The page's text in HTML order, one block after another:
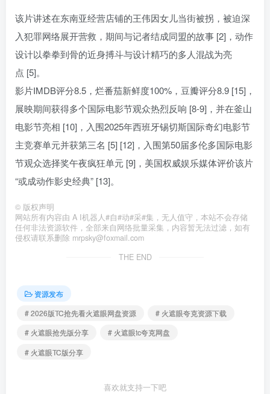
该片讲述在东南亚经营店铺的王伟因女儿当街被拐，被迫深
入犯罪网络展开营救，期间与记者结成同盟的故事 [2]，动作
设计以拳拳到骨的近身搏斗与设计精巧的多人混战为亮
点 [5]。
影片IMDB评分8.5，烂番茄新鲜度100%，豆瓣评分8.9 [15]，
展映期间获得多个国际电影节观众热烈反响 [8-9]，并在釜山
电影节亮相 [10]，入围2025年西班牙锡切斯国际奇幻电影节
主竞赛单元并获第三名 [5] [12]，入围第50届多伦多国际电影
节观众选择奖午夜疯狂单元 [9]，美国权威娱乐媒体评价该片
“或成动作影史经典” [13]。
© 版权声明
网站所有内容由 A I机器人#自#动#采#集，无人值守，本站不会存储
任何非法资源软件，全部来自网络批量采集，内容暂无法过滤，如有
侵权请联系删除 mrpsky@foxmail.com
THE END
资源发布
# 2026版TC抢先看火遮眼网盘资源
# 火遮眼夸克资源下载
# 火遮眼抢先版分享
# 火遮眼tc夸克网盘
# 火遮眼TC版分享
喜欢就支持一下吧